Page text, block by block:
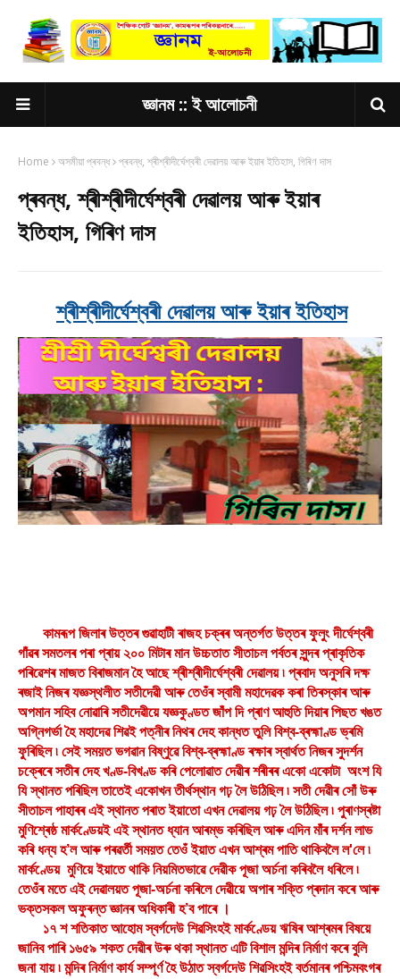
জ্ঞানম :: ই আলোচনী
Home অসমীয়া প্ৰবন্ধ প্ৰবন্ধ, শ্ৰীশ্ৰীদীৰ্ঘেশ্বৰী দেৱালয় আৰু ইয়াৰ ইতিহাস, গিৰিণ দাস
প্ৰবন্ধ, শ্ৰীশ্ৰীদীৰ্ঘেশ্বৰী দেৱালয় আৰু ইয়াৰ
ইতিহাস, গিৰিণ দাস
শ্ৰীশ্ৰীদীৰ্ঘেশ্বৰী দেৱালয় আৰু ইয়াৰ ইতিহাস
কামৰূপ জিলাৰ উত্তৰ গুৱাহাটী ৰাজহ চক্ৰৰ অন্তৰ্গত উত্তৰ ফুলুং দীৰ্ঘেশ্বৰী
গাঁৱৰ সমতলৰ পৰা প্ৰায় ২০০ মিটাৰ মান উচ্চতাত সীতাচল পৰ্বতৰ সুন্দৰ প্ৰাকৃতিক
পৰিৱেশৰ মাজত বিৰাজমান হৈ আছে শ্ৰীশ্ৰীদীৰ্ঘেশ্বৰী দেৱালয় ৷ প্ৰবাদ অনুসৰি দক্ষ
ৰজাই নিজৰ যজ্ঞস্থলীত সতীদেৱী আৰু তেওঁৰ স্বামী মহাদেৱক কৰা তিৰস্কাৰ আৰু
অপমান সহিব নোৱাৰি সতীদেৱীয়ে যজ্ঞকুণ্ডত জাঁপ দি প্ৰাণ আহুতি দিয়াৰ পিছত খঙত
অগ্নিগৰ্ভা হৈ মহাদেৱ শিৱই পত্নীৰ নিথৰ দেহ কান্ধত তুলি বিশ্ব-ব্ৰহ্মাণ্ড ভ্ৰমি
ফুৰিছিল ৷ সেই সময়ত ভগৱান বিষ্ণুৱে বিশ্ব-ব্ৰহ্মাণ্ড ৰক্ষাৰ স্বাৰ্থত নিজৰ সুদৰ্শন
চক্ৰেৰে সতীৰ দেহ খণ্ড-বিখণ্ড কৰি পেলোৱাত দেৱীৰ শৰীৰৰ একো একোটা অংশ যি
যি স্থানত পৰিছিল তাতেই একোখন তীৰ্থস্থান গঢ় লৈ উঠিছিল ৷ সতী দেৱীৰ সোঁ উৰু
সীতাচল পাহাৰৰ এই স্থানত পৰাত ইয়াতো এখন দেৱালয় গঢ় লৈ উঠিছিল ৷ পুৰাণস্ৰষ্টা
মুণিশ্ৰেষ্ঠ মাৰ্কণ্ডেয়ই এই স্থানত ধ্যান আৰম্ভ কৰিছিল আৰু এদিন মাঁৰ দৰ্শন লাভ
কৰি ধন্য হ’ল আৰু পৰৱৰ্তী সময়ত তেওঁ ইয়াত এখন আশ্ৰম পাতি থাকিবলৈ ল'লে ৷
মাৰ্কণ্ডেয় মুণিয়ে ইয়াতে থাকি নিয়মিতভাৱে দেৱীক পূজা অৰ্চনা কৰিবলৈ ধৰিলে ৷
তেওঁৰ মতে এই দেৱালয়ত পূজা-অৰ্চনা কৰিলে দেৱীয়ে অপাৰ শক্তি প্ৰদান কৰে আৰু
ভক্তসকল অফুৰন্ত জ্ঞানৰ অধিকাৰী হ’ব পাৰে ।
১৭ শ শতিকাত আহোম স্বৰ্গদেউ শিৱসিংহই মাৰ্কণ্ডেয় ঋষিৰ আশ্ৰমৰ বিষয়ে
জানিব পাৰি ১৬৫৯ শকত দেৱীৰ উৰু থকা স্থানত এটি বিশাল মন্দিৰ নিৰ্মাণ কৰে বুলি
জনা যায় ৷ মন্দিৰ নিৰ্মাণ কাৰ্য সম্পূৰ্ণ হৈ উঠাত স্বৰ্গদেউ শিৱসিংহই বৰ্তমানৰ পশ্চিমবংগৰ